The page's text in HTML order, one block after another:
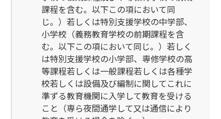
課程を含む。以下この項において同
じ。）若しくは特別支援学校の中学部、
小学校（義務教育学校の前期課程を含
む。以下この項において同じ。）若しく
は特別支援学校の小学部、専修学校の高
等課程若しくは一般課程若しくは各種学
校若しくは設備及び編制に関してこれに
準ずる教育機関に入学して教育を受ける
こと（専ら夜間通学して又は通信により